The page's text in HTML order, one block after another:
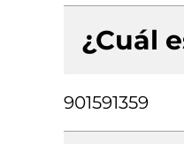
¿Cuál
901591359